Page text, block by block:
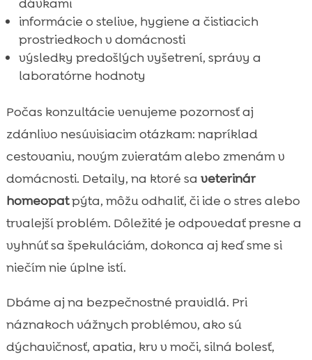
dávkami
informácie o stelive, hygiene a čistiacich
prostriedkoch v domácnosti
výsledky predošlých vyšetrení, správy a
laboratórne hodnoty
Počas konzultácie venujeme pozornosť aj
zdánlivo nesúvisiacim otázkam: napríklad
cestovaniu, novým zvieratám alebo zmenám v
domácnosti. Detaily, na ktoré sa veterinár
homeopatpýta, môžu odhaliť, či ide o stres alebo
trvalejší problém. Dôležité je odpovedať presne a
vyhnúť sa špekuláciám, dokonca aj keď sme si
niečím nie úplne istí.
Dbáme aj na bezpečnostné pravidlá. Pri
náznakoch vážnych problémov, ako sú
dýchavičnosť, apatia, krv v moči, silná bolesť,